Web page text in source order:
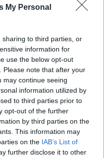
My Personal
to third parties, or
information for
use the below opt-out
Please note that after your
may continue seeing
information utilized by
to third parties prior to
opt-out of the further
by third parties on the
This information may
on the IAB’s List of
further disclose it to other
νέο
η Αθηνά